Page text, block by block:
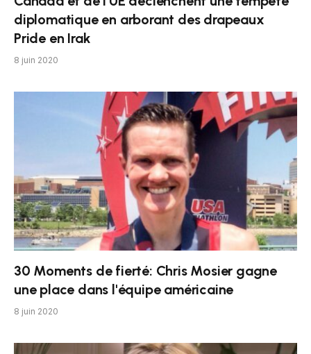
diplomatique en arborant des drapeaux
Pride en Irak
8 juin 2020
30 Moments de fierté: Chris Mosier gagne
une place dans l'équipe américaine
8 juin 2020